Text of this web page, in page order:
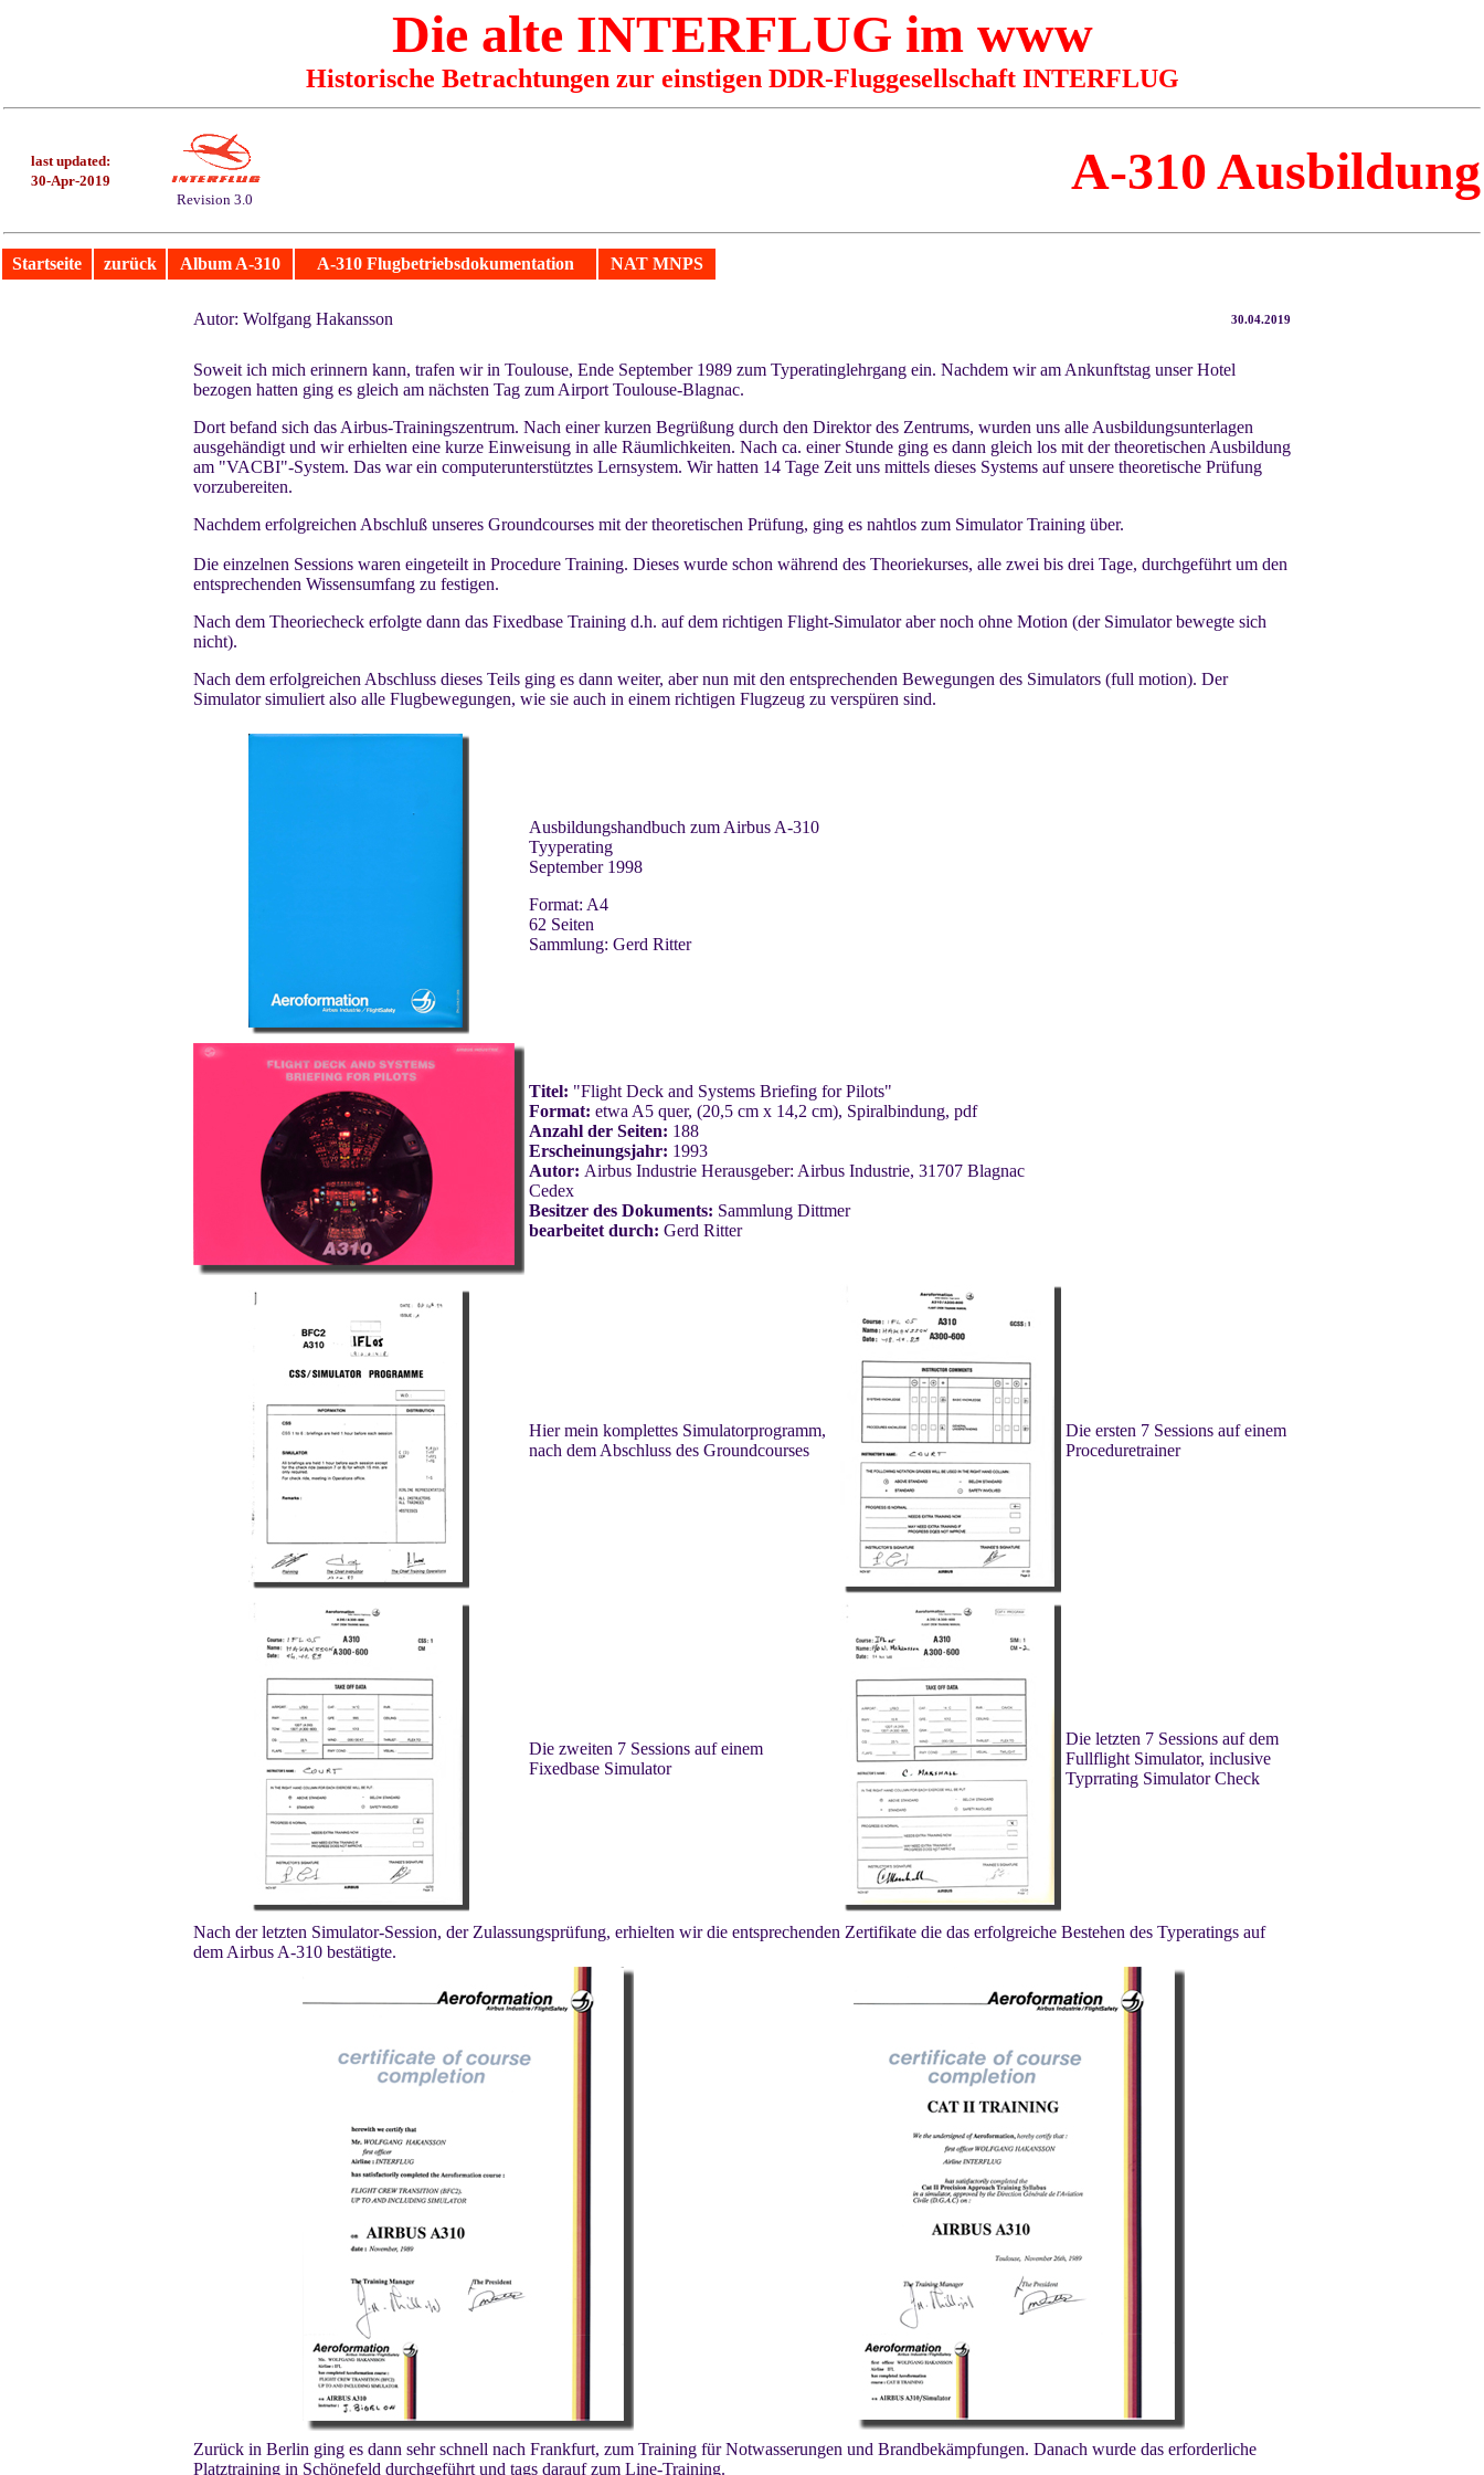
Die alte INTERFLUG im www
Historische Betrachtungen zur einstigen DDR-Fluggesellschaft INTERFLUG
last updated:
30-Apr-2019
Revision 3.0
A-310 Ausbildung
Startseite zurück Album A-310 A-310 Flugbetriebsdokumentation NAT MNPS
Autor: Wolfgang Hakansson 30.04.2019
Soweit ich mich erinnern kann, trafen wir in Toulouse, Ende September 1989 zum Typeratinglehrgang ein. Nachdem wir am Ankunftstag unser Hotel
bezogen hatten ging es gleich am nächsten Tag zum Airport Toulouse-Blagnac.
Dort befand sich das Airbus-Trainingszentrum. Nach einer kurzen Begrüßung durch den Direktor des Zentrums, wurden uns alle Ausbildungsunterlagen
ausgehändigt und wir erhielten eine kurze Einweisung in alle Räumlichkeiten. Nach ca. einer Stunde ging es dann gleich los mit der theoretischen Ausbildung
am "VACBI"-System. Das war ein computerunterstütztes Lernsystem. Wir hatten 14 Tage Zeit uns mittels dieses Systems auf unsere theoretische Prüfung
vorzubereiten.
Nachdem erfolgreichen Abschluß unseres Groundcourses mit der theoretischen Prüfung, ging es nahtlos zum Simulator Training über.
Die einzelnen Sessions waren eingeteilt in Procedure Training. Dieses wurde schon während des Theoriekurses, alle zwei bis drei Tage, durchgeführt um den
entsprechenden Wissensumfang zu festigen.
Nach dem Theoriecheck erfolgte dann das Fixedbase Training d.h. auf dem richtigen Flight-Simulator aber noch ohne Motion (der Simulator bewegte sich
nicht).
Nach dem erfolgreichen Abschluss dieses Teils ging es dann weiter, aber nun mit den entsprechenden Bewegungen des Simulators (full motion). Der
Simulator simuliert also alle Flugbewegungen, wie sie auch in einem richtigen Flugzeug zu verspüren sind.
Ausbildungshandbuch zum Airbus A-310
Tyyperating
September 1998
Format: A4
62 Seiten
Sammlung: Gerd Ritter
Titel: "Flight Deck and Systems Briefing for Pilots"
Format: etwa A5 quer, (20,5 cm x 14,2 cm), Spiralbindung, pdf
Anzahl der Seiten: 188
Erscheinungsjahr: 1993
Autor: Airbus Industrie Herausgeber: Airbus Industrie, 31707 Blagnac
Cedex
Besitzer des Dokuments: Sammlung Dittmer
bearbeitet durch: Gerd Ritter
Hier mein komplettes Simulatorprogramm,
nach dem Abschluss des Groundcourses
Die ersten 7 Sessions auf einem
Proceduretrainer
Die zweiten 7 Sessions auf einem
Fixedbase Simulator
Die letzten 7 Sessions auf dem
Fullflight Simulator, inclusive
Typrrating Simulator Check
Nach der letzten Simulator-Session, der Zulassungsprüfung, erhielten wir die entsprechenden Zertifikate die das erfolgreiche Bestehen des Typeratings auf
dem Airbus A-310 bestätigte.
Zurück in Berlin ging es dann sehr schnell nach Frankfurt, zum Training für Notwasserungen und Brandbekämpfungen. Danach wurde das erforderliche
Platztraining in Schönefeld durchgeführt und tags darauf zum Line-Training.